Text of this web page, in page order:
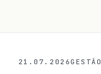
21.07.2026GESTÃO